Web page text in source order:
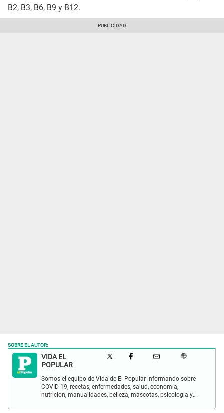
B2, B3, B6, B9 y B12.
SOBRE EL AUTOR:
VIDA EL
POPULAR
Somos el equipo de Vida de El Popular informando sobre
COVID-19, recetas, enfermedades, salud, economía,
nutrición, manualidades, belleza, mascotas, psicología y